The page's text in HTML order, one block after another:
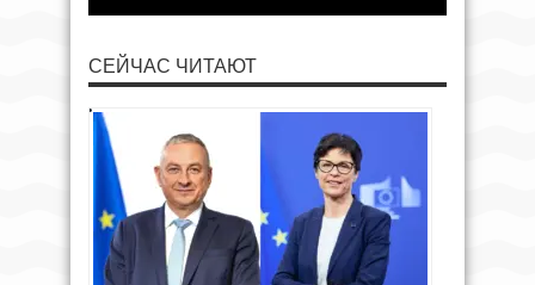
СЕЙЧАС ЧИТАЮТ